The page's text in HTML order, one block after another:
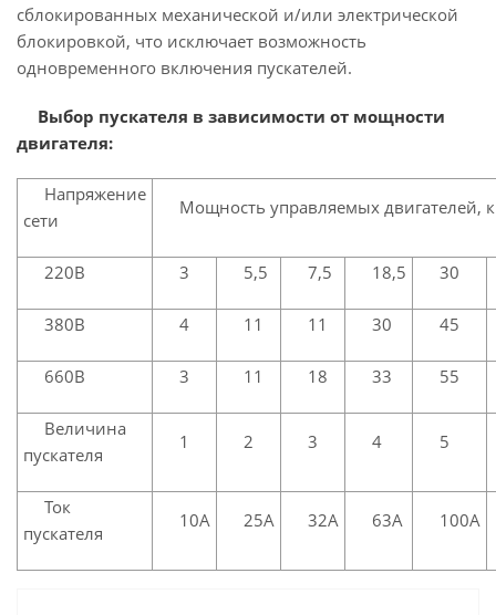
сблокированных механической и/или электрической
блокировкой, что исключает возможность
одновременного включения пускателей.
Выбор пускателя в зависимости от мощности
двигателя:
Напряжение
сети
Мощность управляемых двигателей,
220В 3 5,5 7,5 18,5 30
380В 4 11 11 30 45
660В 3 11 18 33 55
Величина
пускателя
1 2 3 4 5
Ток
пускателя
10А 25А 32А 63А 100А